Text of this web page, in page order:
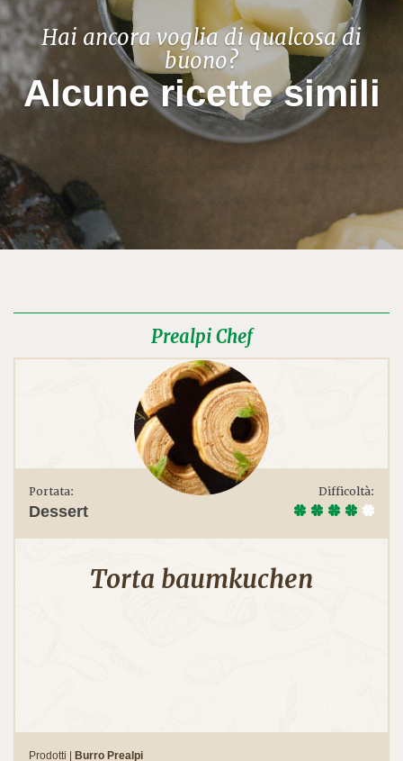
Hai ancora voglia di qualcosa di
buono?
Alcune ricette simili
Prealpi Chef
Portata:
Dessert
Difficoltà:
Torta baumkuchen
Prodotti | Burro Prealpi